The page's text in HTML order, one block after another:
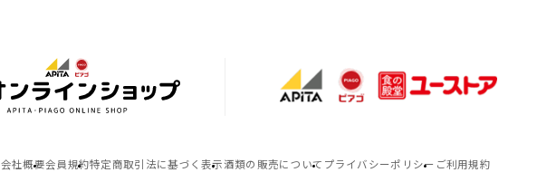
会社概要会員規約特定商取引法に基づく表示 酒類の販売について プライバシーポリシー ご利用規約